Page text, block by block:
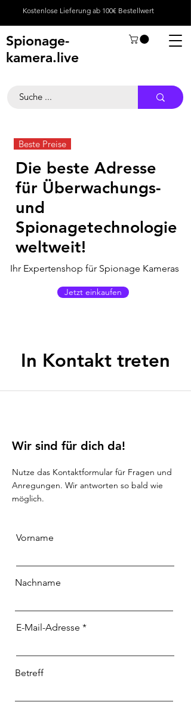
Kostenlose Lieferung ab 100€ Bestellwert
Spionage-
kamera.live
Beste Preise
Die beste Adresse
für Überwachungs-
und
Spionagetechnologie
weltweit!
Ihr Expertenshop für Spionage Kameras
Jetzt einkaufen
In Kontakt treten
Wir sind für dich da!
Nutze das Kontaktformular für Fragen und
Anregungen. Wir antworten so bald wie
möglich.
Vorname
Nachname
E-Mail-Adresse
Betreff